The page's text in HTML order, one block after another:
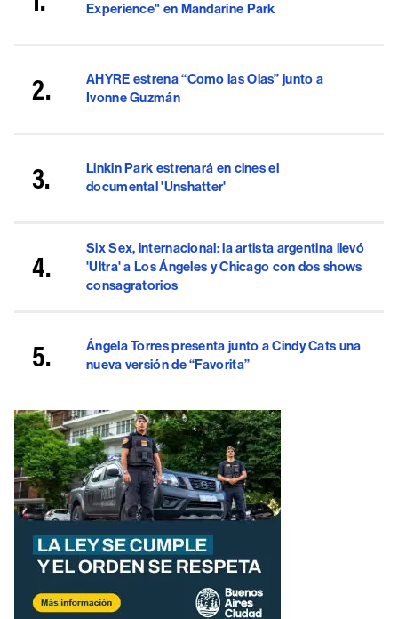
Experience" en Mandarine Park
AHYRE estrena “Como las Olas” junto a
Ivonne Guzmán
Linkin Park estrenará en cines el
documental 'Unshatter'
Six Sex, internacional: la artista argentina llevó
'Ultra' a Los Ángeles y Chicago con dos shows
consagratorios
Ángela Torres presenta junto a Cindy Cats una
nueva versión de “Favorita”